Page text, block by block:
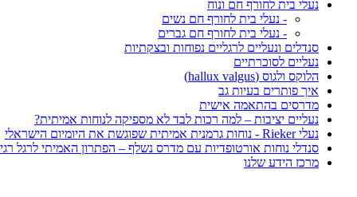
נעלי בית לחורף חם ונוח
- נעלי בית לחורף חם נשים
- נעלי בית לחורף חם גברים
סנדלים ונעליים לרגליים נפוחות ובצקתיות
נעליים לסוכרתיים
הלוקס ולגוס (hallux valgus)
איך פותרים בעיות גב
מדרסים בהתאמה אישית
נעליים יציבות – למה רכות לבד לא מספיקה לנוחות אמיתית?
נעלי Rieker - נוחות גרמנית אמיתית שפוגשת את היומיום הישראלי
סנדלי נוחות אורטופדיות עם מדרס נשלף – הפתרון האמיתי לרגל
מרכז הידע שלנו